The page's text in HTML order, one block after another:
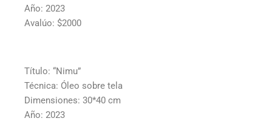
Año: 2023
Avalúo: $2000
Título: “Nimu”
Técnica: Óleo sobre tela
Dimensiones: 30*40 cm
Año: 2023